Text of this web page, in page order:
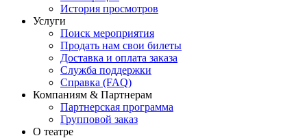
История просмотров
Услуги
Поиск мероприятия
Продать нам свои билеты
Доставка и оплата заказа
Служба поддержки
Справка (FAQ)
Компаниям & Партнерам
Партнерская программа
Групповой заказ
О театре